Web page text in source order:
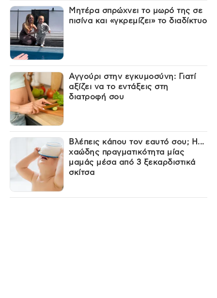
Μητέρα σπρώχνει το μωρό της σε
πισίνα και «γκρεμίζει» το διαδίκτυο
Αγγούρι στην εγκυμοσύνη: Γιατί
αξίζει να το εντάξεις στη
διατροφή σου
Βλέπεις κάπου τον εαυτό σου; Η...
χαώδης πραγματικότητα μίας
μαμάς μέσα από 3 ξεκαρδιστικά
σκίτσα